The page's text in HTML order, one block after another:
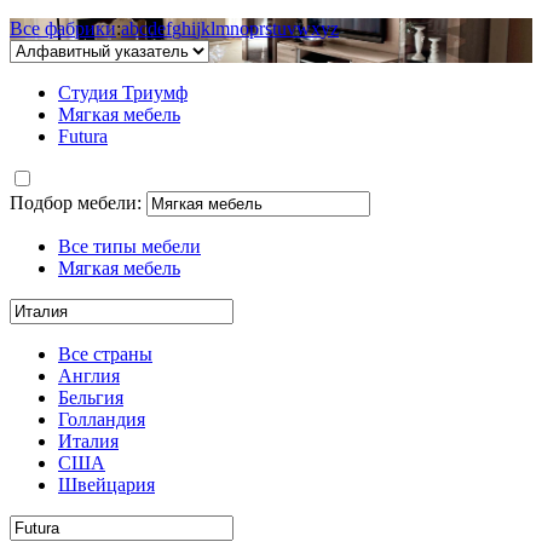
Все фабрики:abcdefghijklmnoprstuvwxyz
Студия Триумф
Мягкая мебель
Futura
Подбор мебели:
Все типы мебели
Мягкая мебель
Все страны
Англия
Бельгия
Голландия
Италия
США
Швейцария